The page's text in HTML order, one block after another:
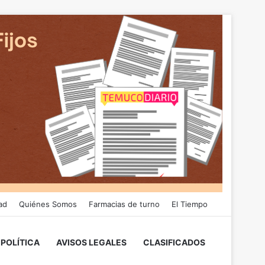
Quiénes Somos Farmacias de turno El Tiempo
POLÍTICA AVISOS LEGALES CLASIFICADOS